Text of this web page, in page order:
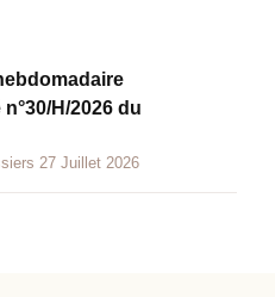
H/2026 du
27 Juillet 2026